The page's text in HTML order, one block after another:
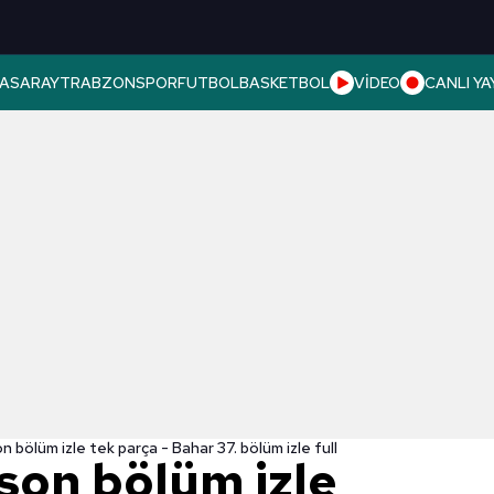
TRABZONSPORFUTBOLBASKETBOL VİDEO CANLI
bölüm izle tek parça - Bahar 37. bölüm izle full
bölüm izle